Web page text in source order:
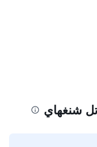
شنغهاي